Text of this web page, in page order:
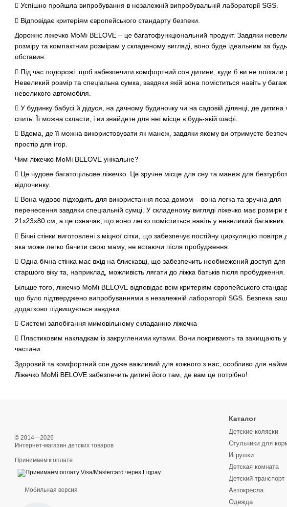
 Успішно пройшла випробування в незалежній випробувальній лабораторії SGS.
 Відповідає критеріям європейського стандарту безпеки.
Дорожнє ліжечко MoMi BELOVE – це багатофункціональний продукт. Завдяки
розміру та компактним розмірам у складеному вигляді, воно буде ідеальним за
обставин:
 Під час подорожі, щоб забезпечити комфортний сон дитини, куди б ви не поїхали
Невеликий розмір та спеціальна сумка, завдяки якій вона поміститься навіть у
невеликого автомобіля.
 У будинку бабусі й дідуся, на дачному будиночку чи на садовій ділянці, де дитина
спить. Її можна скласти, і ви знайдете для неї місце в будь-якій шафі.
 Вдома, де її можна використовувати як манеж, завдяки якому ви отримуєте
простір для ігор.
Чим ліжечко MoMi BELOVE унікальне?
 Це чудове багатоцільове ліжечко. Це зручне місце для сну та манеж для
відпочинку.
 Вона чудово підходить для використання поза домом – вона легка та зручна для
перенесення завдяки спеціальній сумці. У складеному вигляді ліжечко має розміри
21x23x80 см, а це означає, що воно легко поміститься навіть у невеликий багажник.
 Бічні стінки виготовлені з міцної сітки, що забезпечує постійну циркуляцію повітря
яка може легко бачити свою маму, не встаючи після пробудження.
 Одна бічна стінка має вхід на блискавці, що забезпечить необмежений доступ для
старшого віку та, наприклад, можливість лягати до ліжка батьків після пробудження.
Більше того, ліжечко MoMi BELOVE відповідає всім критеріям європейського
що було підтверджено випробуваннями в незалежній лабораторії SGS. Безпека
додатково підвищується завдяки:
 Системі запобігання мимовільному складанню ліжечка
 Пластиковим накладкам із закругленими кутами. Вони покривають та захищають
частини.
Здоровий та комфортний сон дуже важливий для кожного з нас, особливо для
Ліжечко MoMi BELOVE забезпечить дитині його там, де вам це потрібно!
© 2014—2026
Интернет-магазин детских товаров
Принимаем к оплате
Мобильная версия
Каталог
Детские коляски
Стульчики для
Игрушки
Детская комната
Детский транспорт
Автокресла
Одежда